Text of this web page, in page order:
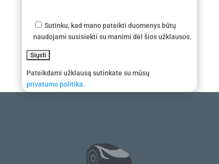
Sutinku, kad mano pateikti duomenys būtų
naudojami susisiekti su manimi dėl šios užklausos.
Pateikdami užklausą sutinkate su mūsų
privatumo politika.